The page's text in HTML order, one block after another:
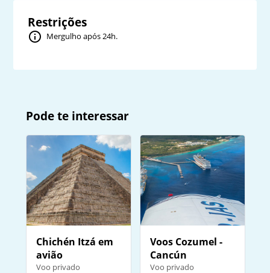
Restrições
Mergulho após 24h.
Pode te interessar
Chichén Itzá em
avião
Voo privado
Voos Cozumel -
Cancún
Voo privado